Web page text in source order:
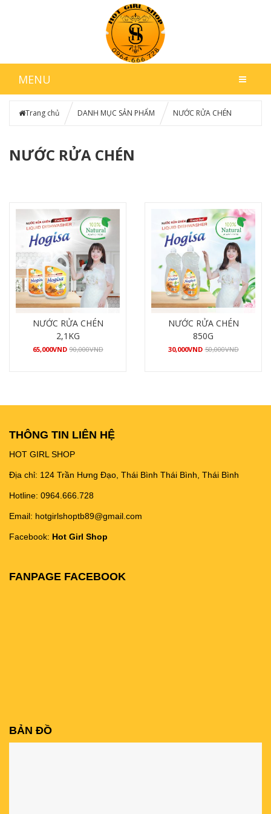
MENU
Trang chủ DANH MỤC SẢN PHẨM NƯỚC RỬA CHÉN
NƯỚC RỬA CHÉN
NƯỚC RỬA CHÉN
2,1KG
65,000VND 90,000VND
NƯỚC RỬA CHÉN
850G
30,000VND 50,000VND
THÔNG TIN LIÊN HỆ
HOT GIRL SHOP
Địa chỉ: 124 Trần Hưng Đạo, Thái Bình Thái Bình, Thái Bình
Hotline: 0964.666.728
Email: hotgirlshoptb89@gmail.com
Facebook: Hot Girl Shop
FANPAGE FACEBOOK
BẢN ĐỒ